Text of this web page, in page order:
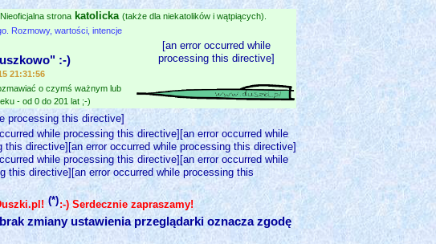
strona katolicka (także dla niekatolików i wątpiących).
Rozmowy, wartości, intencje
:-)
21:31:56
[an error occurred while
processing this directive]
o czymś ważnym lub
- od 0 do 201 lat ;-)
processing this directive]
while processing this directive][an error occurred while
directive][an error occurred while processing this directive]
while processing this directive][an error occurred while
this directive][an error occurred while processing this
(*):-) Serdecznie zapraszamy!
zmiany ustawienia przeglądarki oznacza zgodę